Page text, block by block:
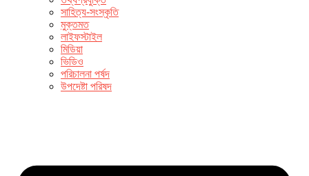
সাহিত্য-সংস্কৃতি
মুক্তমত
লাইফস্টাইল
মিডিয়া
ভিডিও
পরিচালনা পর্ষদ
উপদেষ্টা পরিষদ